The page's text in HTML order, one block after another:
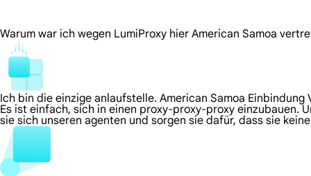
Warum war ich wegen LumiProxy hier American Samoa
Ich bin die einzige anlaufstelle. American Samoa Einbindung
Es ist einfach, sich in einen proxy-proxy-proxy einzubauen.
sie sich unseren agenten und sorgen sie dafür, dass sie